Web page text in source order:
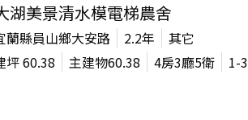
湖美景清水模電梯農舍
蘭縣員山鄉大安路 2.2年
其它
坪60.38 主建物60.38 4房3廳5衛 1-3